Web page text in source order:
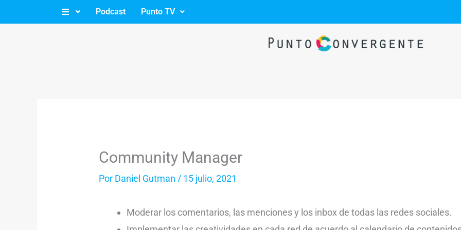
al
Podcast Punto TV
Community Manager
Por Daniel Gutman / 15 julio, 2021
Moderar los comentarios, las menciones y los inbox de todas las redes sociales.